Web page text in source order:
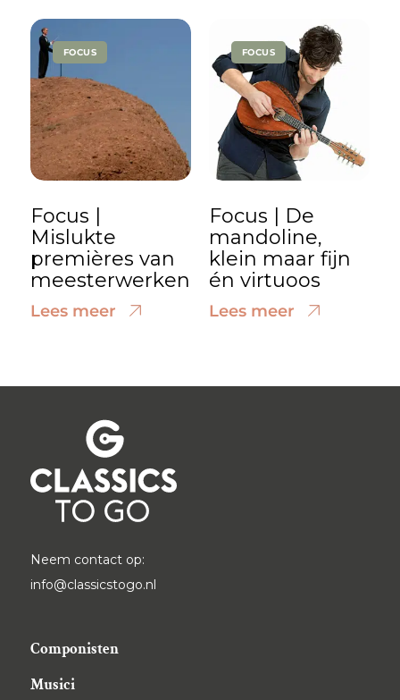
FOCUS
Focus |
Mislukte
premières van
meesterwerken
Lees meer
FOCUS
Focus | De
mandoline,
klein maar fijn
én virtuoos
Lees meer
Neem contact op:
info@classicstogo.nl
Componisten
Musici